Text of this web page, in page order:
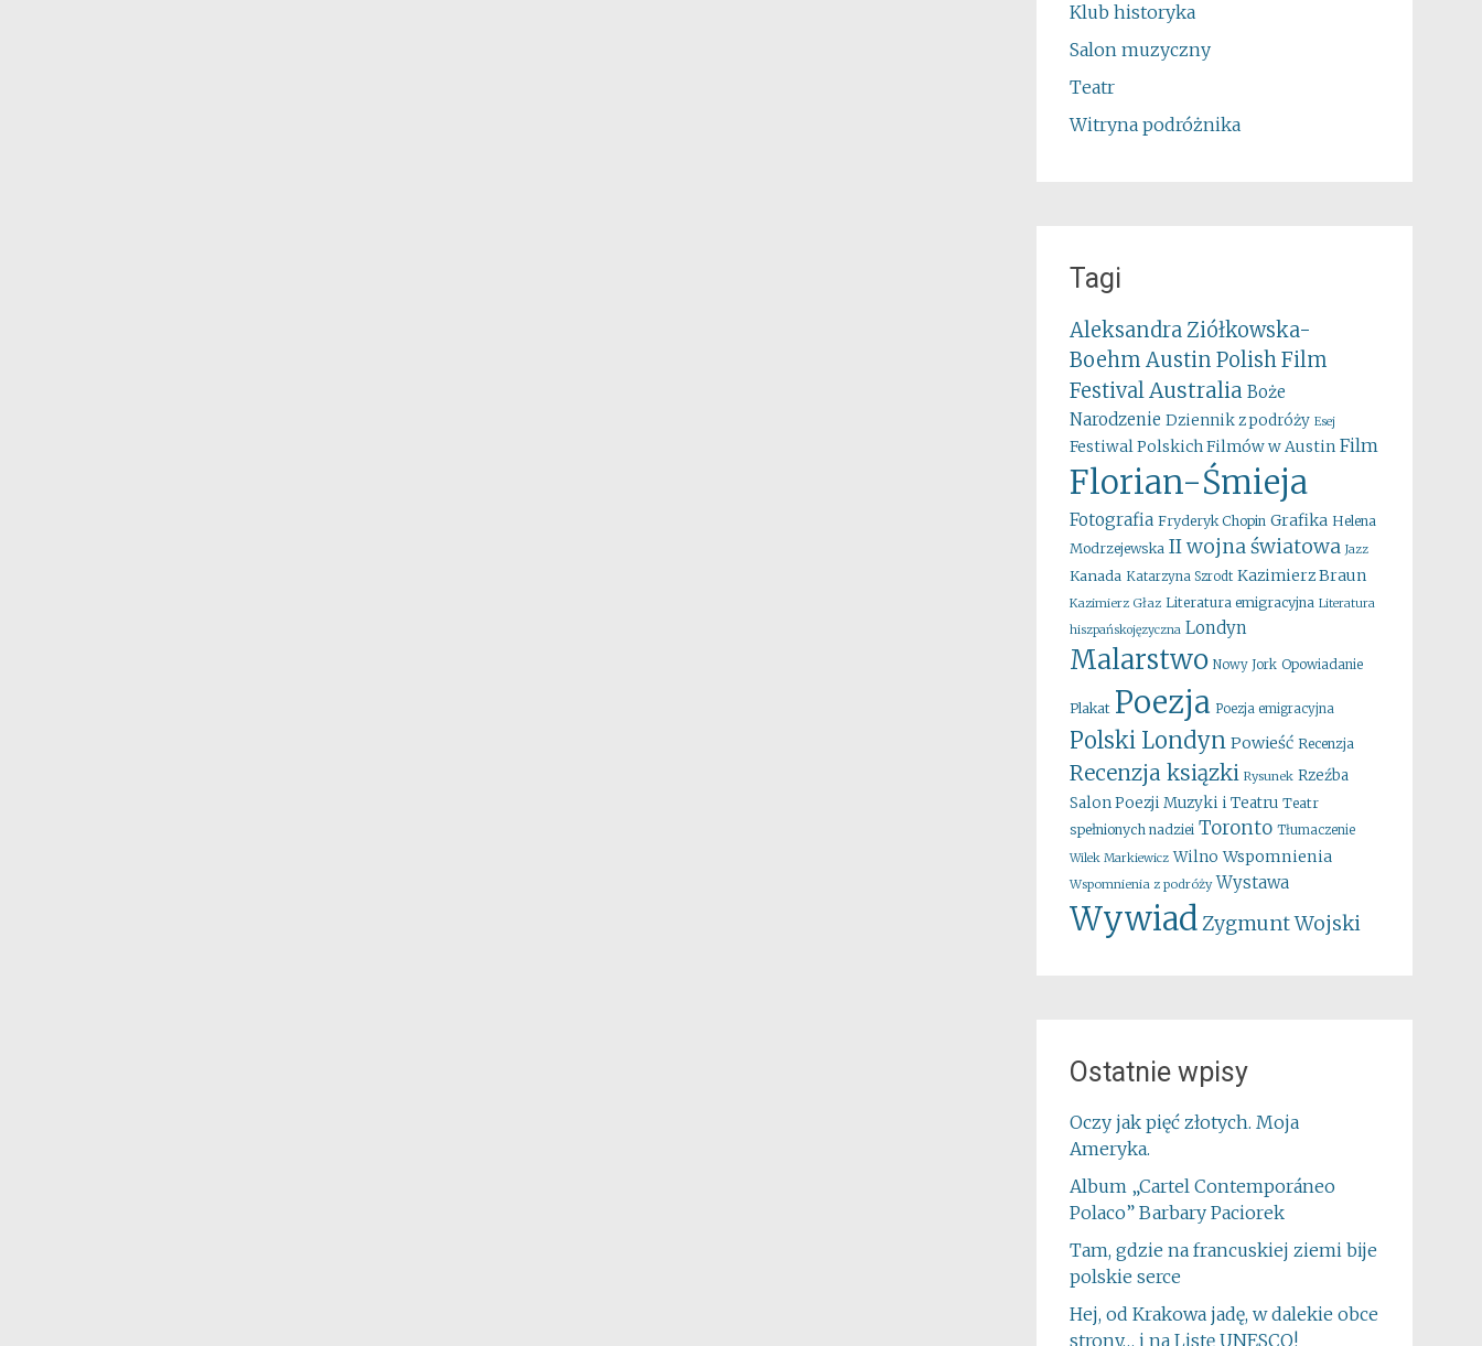
Klub historyka
Salon muzyczny
Teatr
Witryna podróżnika
Tagi
Aleksandra Ziółkowska-
Boehm Austin Polish Film
FestivalAustralia Boże
Narodzenie Dziennik z podróży Esej
Festiwal Polskich Filmów w Austin Film
Florian-Śmieja
Fotografia Fryderyk Chopin Grafika Helena
Modrzejewska II wojna światowa Jazz
Kanada Katarzyna Szrodt Kazimierz Braun
Kazimierz Głaz Literatura emigracyjna Literatura
hiszpańskojęzyczna Londyn
Malarstwo Nowy Jork Opowiadanie
Plakat Poezja Poezja emigracyjna
Polski Londyn Powieść Recenzja
Recenzja ksiązki Rysunek Rzeźba
Salon Poezji Muzyki i Teatru Teatr
spełnionych nadziei Toronto Tłumaczenie
Wilek Markiewicz Wilno Wspomnienia
Wspomnienia z podróży Wystawa
WywiadZygmunt Wojski
Ostatnie wpisy
Oczy jak pięć złotych. Moja
Ameryka.
Album „Cartel Contemporáneo
Polaco” Barbary Paciorek
Tam, gdzie na francuskiej ziemi bije
polskie serce
Hej, od Krakowa jadę, w dalekie obce
strony… i na Listę UNESCO!